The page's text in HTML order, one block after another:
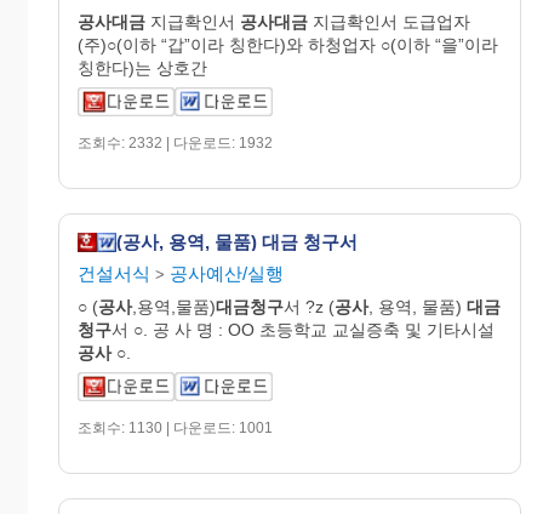
공사대금 지급확인서 공사대금 지급확인서 도급업자
(주)○(이하 “갑”이라 칭한다)와 하청업자 ○(이하 “을”이라
칭한다)는 상호간
조회수: 2332 | 다운로드: 1932
(공사, 용역, 물품) 대금 청구서
건설서식 > 공사예산/실행
○ (공사,용역,물품)대금청구서 ?z (공사, 용역, 물품) 대금
청구서 ○. 공 사 명 : OO 초등학교 교실증축 및 기타시설
공사○.
조회수: 1130 | 다운로드: 1001